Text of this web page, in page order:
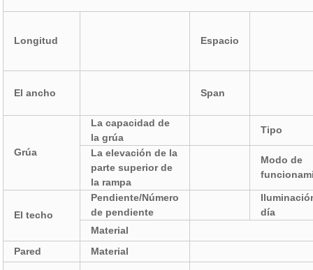
Longitud Espacio
El ancho Span
Grúa
La capacidad de
la grúa
Tipo
La elevación de la
parte superior de
la rampa
Modo de
El techo
Pendiente/Número
de pendiente
día
Material
Pared
Material